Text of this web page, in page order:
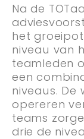
Na de
het
niveau van
teamleden
een
niveaus. De
opereren
teams
drie de